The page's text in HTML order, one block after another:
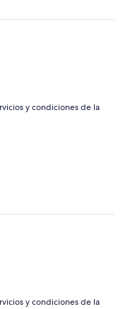
y condiciones de la
y condiciones de la